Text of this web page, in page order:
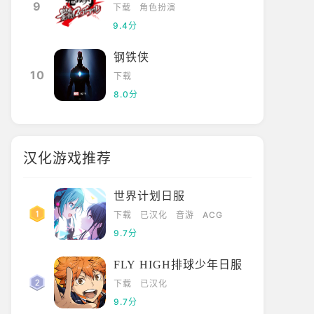
9 下载
角色扮演
9.4分
10
钢铁侠
下载
8.0分
汉化游戏推荐
世界计划日服
下载 已汉化 音游
ACG
9.7分
FLY HIGH排球少年日服
下载
已汉化
9.7分